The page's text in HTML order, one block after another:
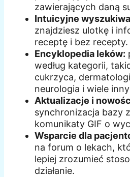
zawierających daną
Intuicyjne
znajdziesz ulotkę i
receptę i bez recepty.
Encyklopedia leków:
według kategorii,
cukrzyca,
neurologia i wiele
Aktualizacje i
synchronizacja bazy
komunikaty GIF o
Wsparcie dla
na forum o lekach,
lepiej zrozumieć
działanie.